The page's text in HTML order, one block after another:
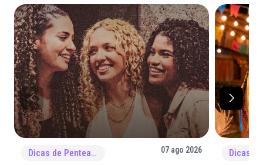
Dicas de Penteado 07 ago 2026